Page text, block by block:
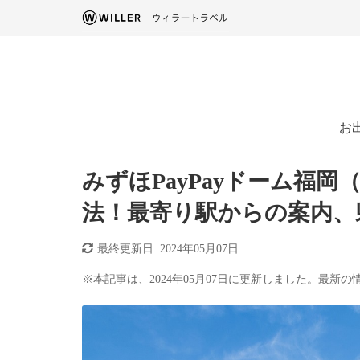
お
みずほPayPayドーム福岡
法！最寄り駅からの案内
最終更新日: 2024年05月07日
※本記事は、2024年05月07日に更新しました。最新の